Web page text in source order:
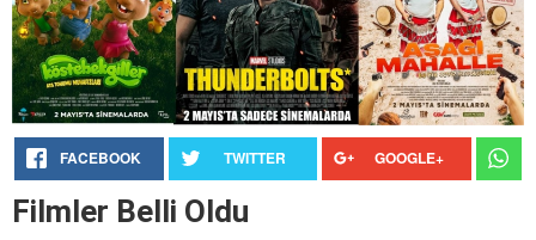
FACEBOOK TWITTER GOOGLE+
Filmler Belli Oldu